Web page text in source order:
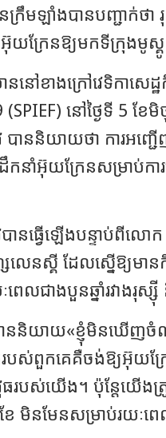
រឹមឡាំងបានបញ្ជាក់ថា
យក្រែនឱ្យមកទីក្រុងមូស្គូ
នៅខាងក្រៅវេទិកាសេដ្ឋ
នៅថ្ងៃទី 5 ខែមិថុ
ាននិយាយថា ការអញ្ជ
កនាំអ៊ុយក្រែនសម្រាប់កា
បានធ្វើឡើងបន្ទាប់ពី
ស្គី ដែលស្នើឱ្យមានកិ
េលជាងបួនឆ្នាំរវាងរុ
ាននិយាយ«ខ្ញុំមិនឃើញ
របស់ពួកគេគឺចង់ឱ្យអ៊ុយក្
របស់យើង។ ប៉ុន្តែយើងត្
មិនមែនសម្រាប់រយៈពេ